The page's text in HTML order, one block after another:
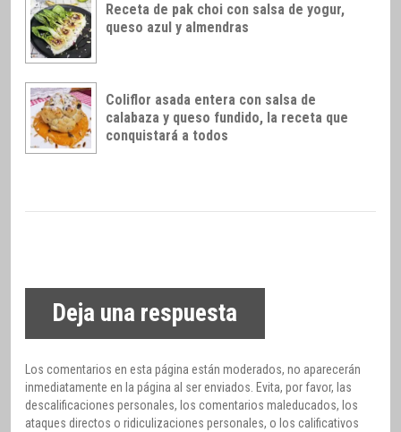
Receta de pak choi con salsa de yogur,
queso azul y almendras
Coliflor asada entera con salsa de
calabaza y queso fundido, la receta que
conquistará a todos
Deja una respuesta
Los comentarios en esta página están moderados, no aparecerán
inmediatamente en la página al ser enviados. Evita, por favor, las
descalificaciones personales, los comentarios maleducados, los
ataques directos o ridiculizaciones personales, o los calificativos